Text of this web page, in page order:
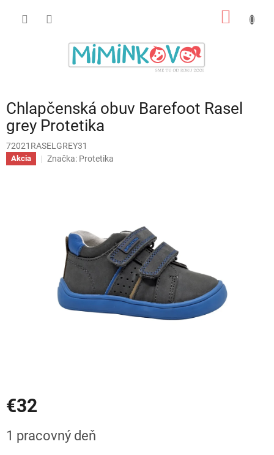
Chlapčenská obuv Barefoot Rasel
grey Protetika
72021RASELGREY31
Akcia Značka: Protetika
€32
cena:
1 pracovný deň